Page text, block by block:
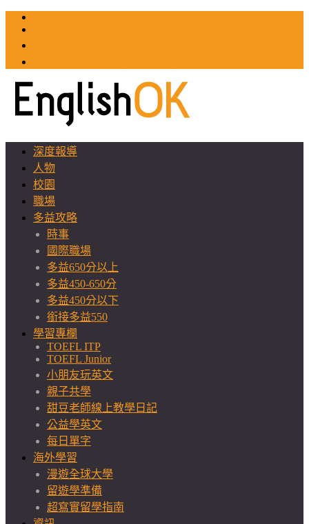
深度報導
人物
校園
職場
多益攻略
時事
國際職場
多益650分以上
多益450-650分
多益450分以下
銜接多益550
學習專欄
TOEFL ITP
TOEFL Junior
小朋友玩英文
親子共學
甜豆老師線上教學日記
公益學英文
每日單字
海外學習
漫遊全球大學
留遊學準備
超寫實留學指南